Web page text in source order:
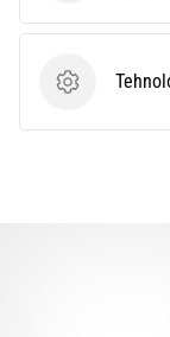
Tehnologija